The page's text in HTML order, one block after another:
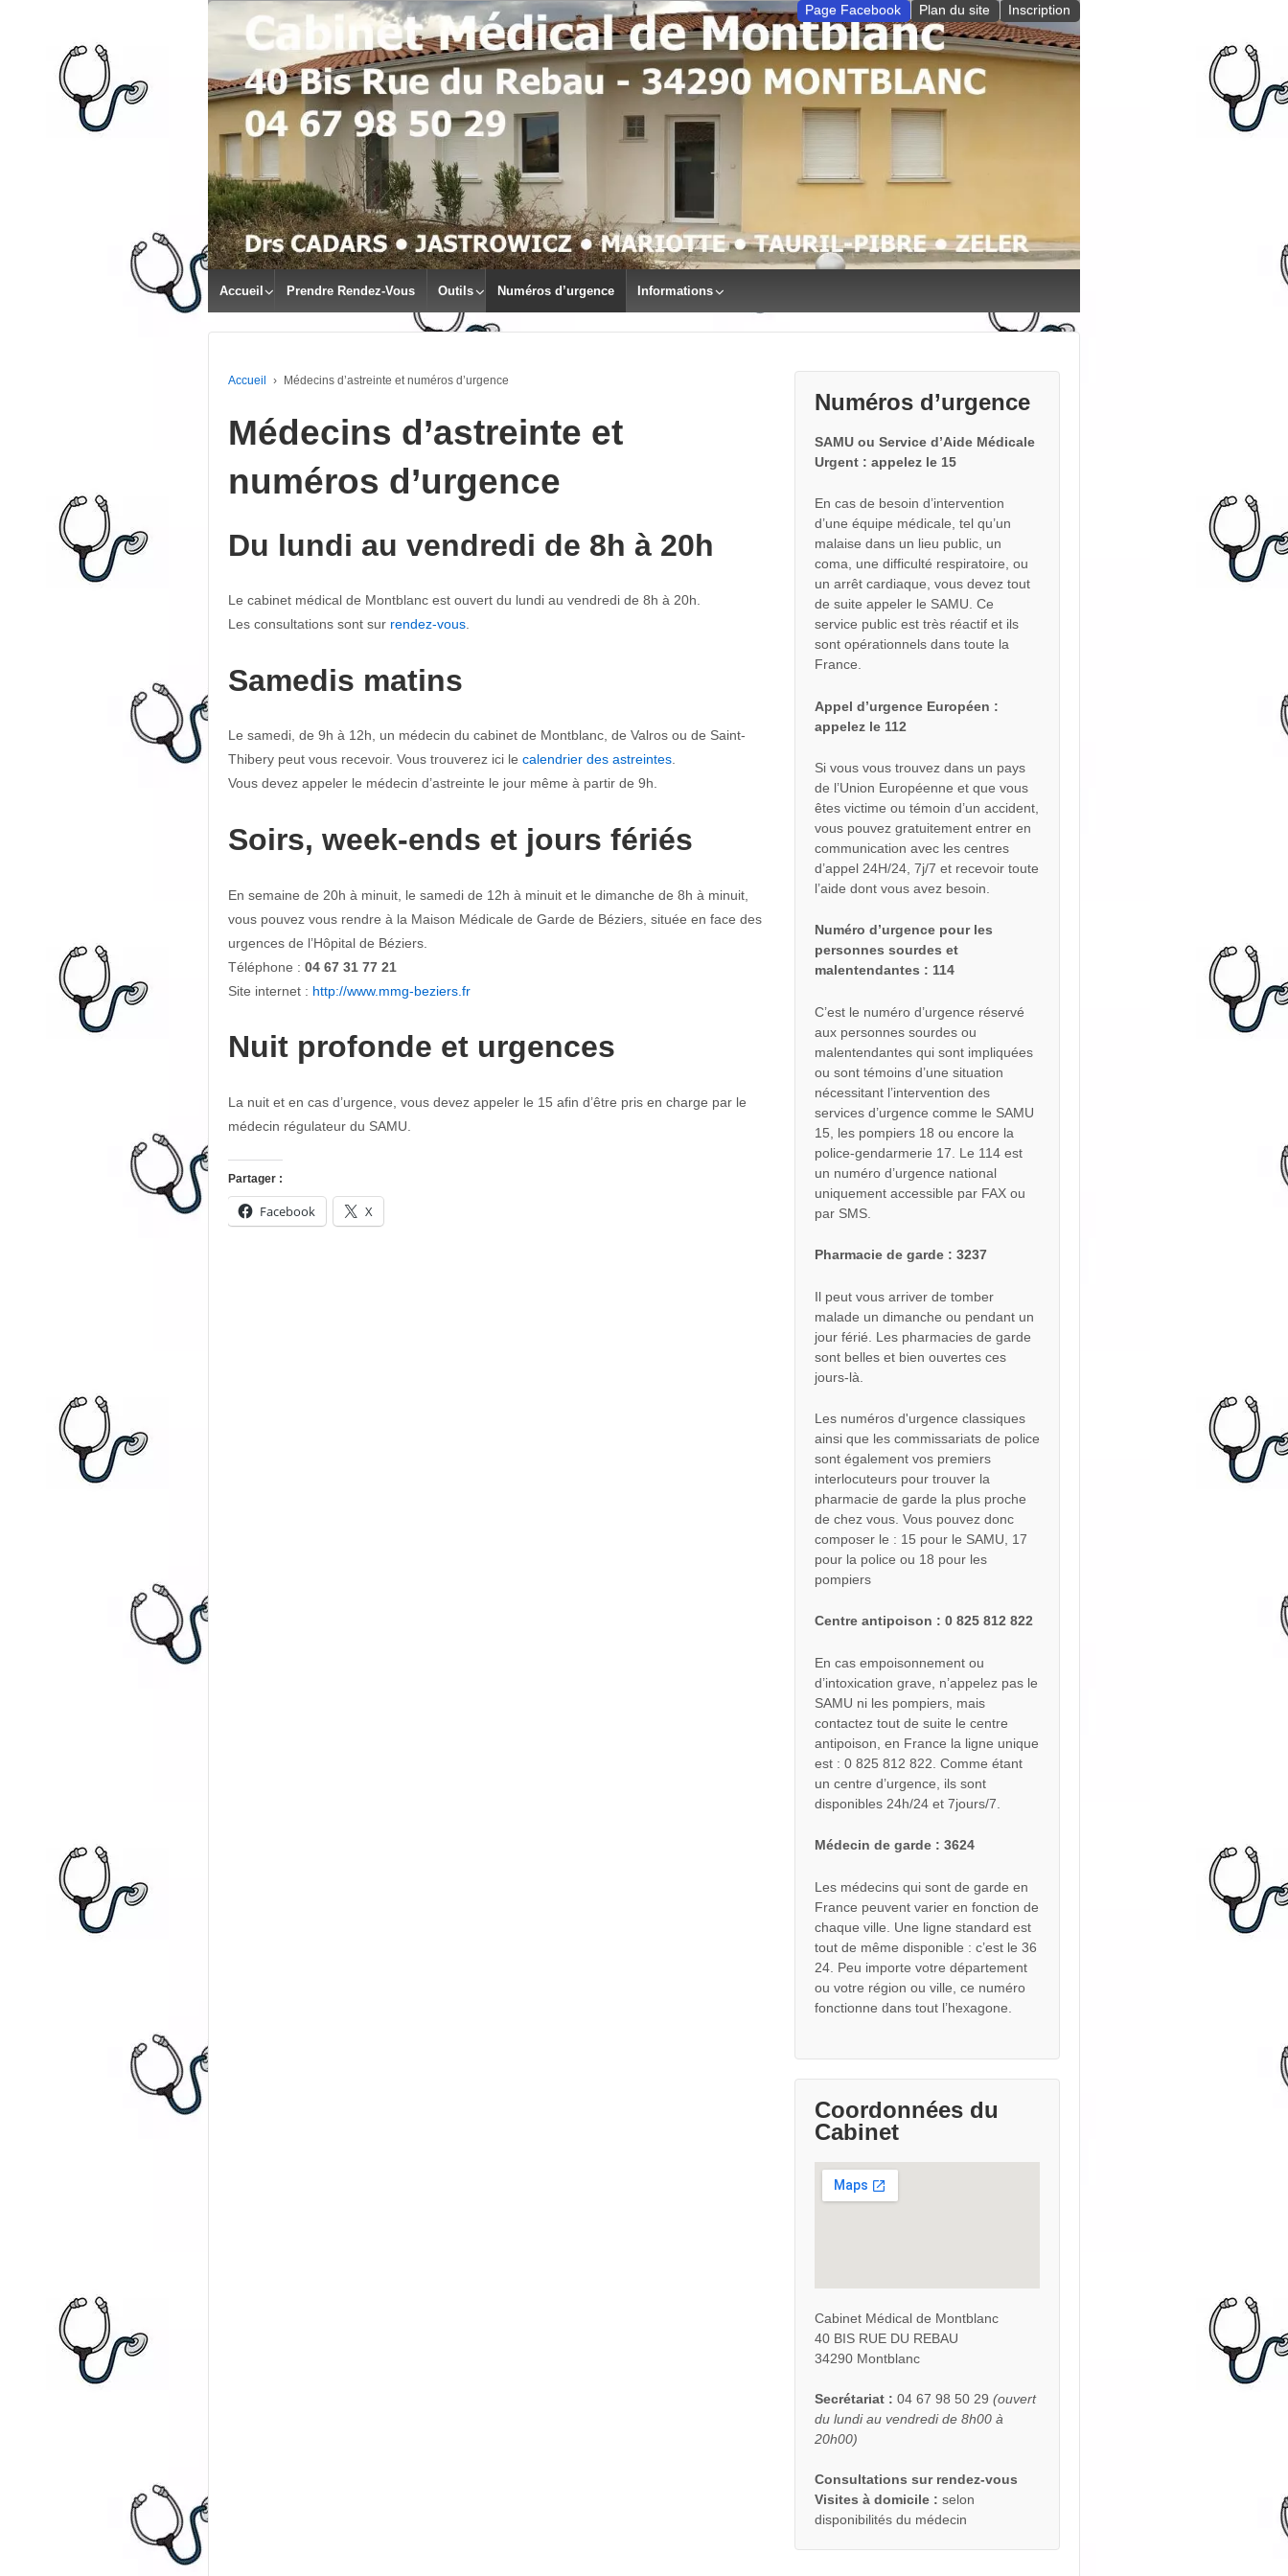
↓
PRINCIPAL
Page Facebook Plan du site Inscription
Accueil Prendre Rendez-Vous Outils Numéros d’urgence Informations
Accueil › Médecins d’astreinte et numéros d’urgence
Médecins d’astreinte et
numéros d’urgence
Du lundi au vendredi de 8h à 20h
Le cabinet médical de Montblanc est ouvert du lundi au vendredi de 8h à 20h.
Les consultations sont sur rendez-vous
Samedis matins
Le samedi, de 9h à 12h, un médecin du cabinet de Montblanc, de Valros ou de Saint-
Thibery peut vous recevoir. Vous trouverez ici le calendrier des astreintes.
Vous devez appeler le médecin d’astreinte le jour même à partir de 9h.
Soirs, week-ends et jours fériés
En semaine de 20h à minuit, le samedi de 12h à minuit et le dimanche de 8h à minuit,
vous pouvez vous rendre à la Maison Médicale de Garde de Béziers, située en face des
urgences de l’Hôpital de Béziers.
Téléphone : 04 67 31 77 21
Site internet : http://www.mmg-beziers.fr
Nuit profonde et urgences
La nuit et en cas d’urgence, vous devez appeler le 15 afin d’être pris en charge par le
médecin régulateur du SAMU.
Partager :
Facebook X
Numéros d’urgence
SAMU ou Service d’Aide Médicale
Urgent : appelez le 15
En cas de besoin d’intervention
d’une équipe médicale, tel qu’un
malaise dans un lieu public, un
coma, une difficulté respiratoire, ou
un arrêt cardiaque, vous devez tout
de suite appeler le SAMU. Ce
service public est très réactif et ils
sont opérationnels dans toute la
France.
Appel d’urgence Européen :
appelez le 112
Si vous vous trouvez dans un pays
de l’Union Européenne et que vous
êtes victime ou témoin d’un accident,
vous pouvez gratuitement entrer en
communication avec les centres
d’appel 24H/24, 7j/7 et recevoir toute
l’aide dont vous avez besoin.
Numéro d’urgence pour les
personnes sourdes et
malentendantes : 114
C’est le numéro d’urgence réservé
aux personnes sourdes ou
malentendantes qui sont impliquées
ou sont témoins d’une situation
nécessitant l’intervention des
services d’urgence comme le SAMU
15, les pompiers 18 ou encore la
police-gendarmerie 17. Le 114 est
un numéro d’urgence national
uniquement accessible par FAX ou
par SMS.
Pharmacie de garde : 3237
Il peut vous arriver de tomber
malade un dimanche ou pendant un
jour férié. Les pharmacies de garde
sont belles et bien ouvertes ces
jours-là.
Les numéros d'urgence classiques
ainsi que les commissariats de police
sont également vos premiers
interlocuteurs pour trouver la
pharmacie de garde la plus proche
de chez vous. Vous pouvez donc
composer le : 15 pour le SAMU, 17
pour la police ou 18 pour les
pompiers
Centre antipoison : 0 825 812 822
En cas empoisonnement ou
d’intoxication grave, n’appelez pas le
SAMU ni les pompiers, mais
contactez tout de suite le centre
antipoison, en France la ligne unique
est : 0 825 812 822. Comme étant
un centre d’urgence, ils sont
disponibles 24h/24 et 7jours/7.
Médecin de garde : 3624
Les médecins qui sont de garde en
France peuvent varier en fonction de
chaque ville. Une ligne standard est
tout de même disponible : c’est le 36
24. Peu importe votre département
ou votre région ou ville, ce numéro
fonctionne dans tout l’hexagone.
Coordonnées du
Cabinet
Cabinet Médical de Montblanc
40 BIS RUE DU REBAU
34290 Montblanc
Secrétariat : 04 67 98 50 29 (ouvert
du lundi au vendredi de 8h00 à
20h00)
Consultations sur rendez-vous
Visites à domicile : selon
disponibilités du médecin